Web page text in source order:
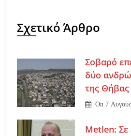
Σχετικό Άρθρο
Σοβαρό
δύο
της Θήβας
On 7
Metlen: Σε